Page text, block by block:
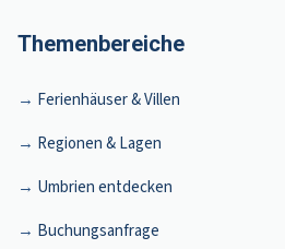
Themenbereiche
Ferienhäuser & Villen
Regionen & Lagen
Umbrien entdecken
Buchungsanfrage